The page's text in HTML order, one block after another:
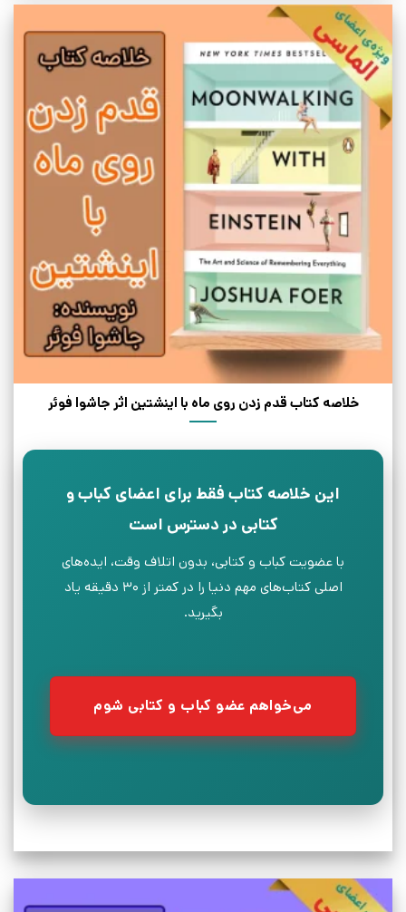
خلاصه کتاب قدم زدن روی ماه با اینشتین اثر جاشوا فوئر
این خلاصه کتاب فقط برای اعضای کباب و
کتابی در دسترس است
با عضویت کباب و کتابی، بدون اتلاف وقت، ایده‌های
اصلی کتاب‌های مهم دنیا را در کمتر از ۳۰ دقیقه یاد
بگیرید.
می‌خواهم عضو کباب و کتابی شوم